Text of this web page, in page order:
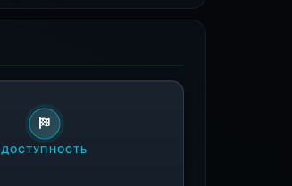
ДОСТУПНОСТЬ